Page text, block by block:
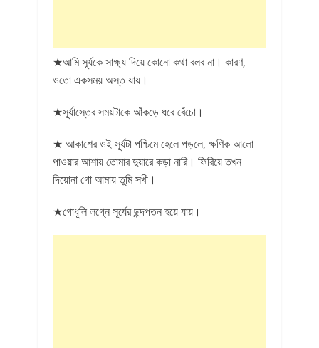
★আমি সূর্যকে সাক্ষ্য দিয়ে কোনো কথা বলব না। কারণ,
ওতো একসময় অস্ত যায়।
★সূর্যাস্তের সময়টাকে আঁকড়ে ধরে বেঁচো।
★ আকাশের ওই সূর্যটা পশ্চিমে হেলে পড়লে, ক্ষণিক আলো
পাওয়ার আশায় তোমার দুয়ারে কড়া নারি। ফিরিয়ে তখন
দিয়োনা গো আমায় তুমি সখী।
★গোধূলি লগ্নে সূর্যের ছন্দপতন হয়ে যায়।